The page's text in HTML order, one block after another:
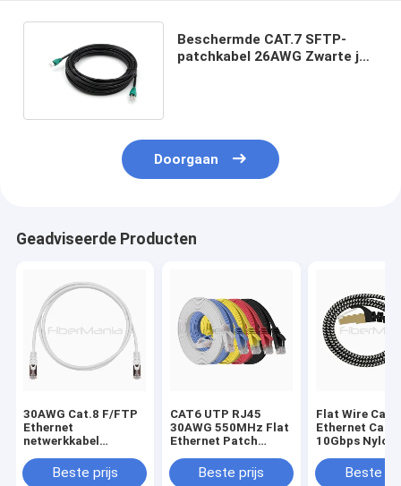
Beschermde CAT.7 SFTP-
patchkabel 26AWG Zwarte jas
Doorgaan
Geadviseerde Producten
30AWG Cat.8 F/FTP
Ethernet
netwerkkabel
RJ45 patch cord
Beste prijs
CAT6 UTP RJ45
30AWG 550MHz Flat
Ethernet Patch
verbindingBeste prijs
Flat Wire Cat7
Ethernet Cable
10Gbps Nylon
koperenBeste